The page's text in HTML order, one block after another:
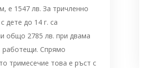
е 1547 лв. За тричленно
дете до 14 г. са
общо 2785 лв. при двама
работещи. Спрямо
тримесечие това е ръст с